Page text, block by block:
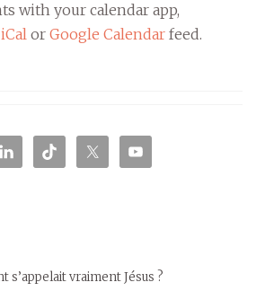
with your calendar app,
iCal or Google Calendar feed.
s’appelait vraiment Jésus ?